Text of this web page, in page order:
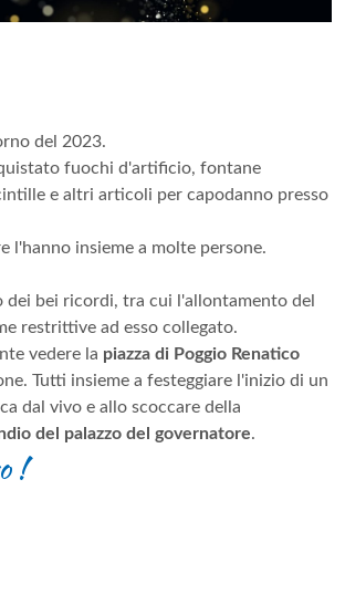
del 2023.
fuochi d'artificio, fontane
e altri articoli per capodanno presso
l'hanno insieme a molte persone.
dei bei ricordi, tra cui l'allontamento del
restrittive ad esso collegato.
vedere la piazza di Poggio Renatico
Tutti insieme a festeggiare l'inizio di un
dal vivo e allo scoccare della
del palazzo del governatore.
!